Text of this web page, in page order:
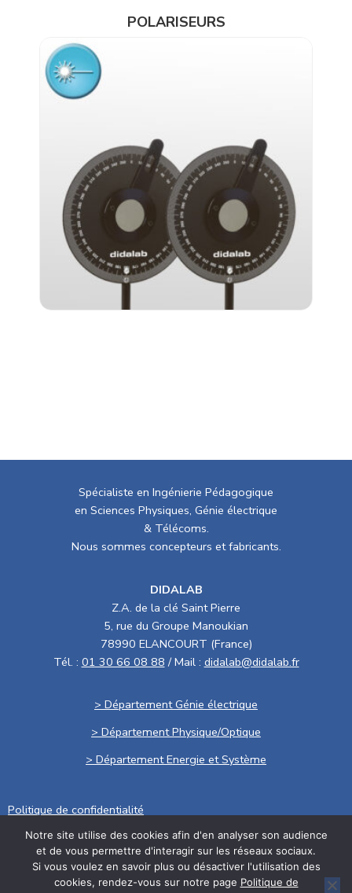
POLARISEURS
Spécialiste en Ingénierie Pédagogique
en Sciences Physiques, Génie électrique
& Télécoms.
Nous sommes concepteurs et fabricants.
DIDALAB
Z.A. de la clé Saint Pierre
5, rue du Groupe Manoukian
78990 ELANCOURT (France)
Tél. : 01 30 66 08 88 / Mail : didalab@didalab.fr
> Département Génie électrique
> Département Physique/Optique
> Département Energie et Système
Politique de confidentialité
Conditions générales de vente
Politique RSE
Notre site utilise des cookies afin d'en analyser son audience
et de vous permettre d'interagir sur les réseaux sociaux.
Si vous voulez en savoir plus ou désactiver l'utilisation des
cookies, rendez-vous sur notre page Politique de